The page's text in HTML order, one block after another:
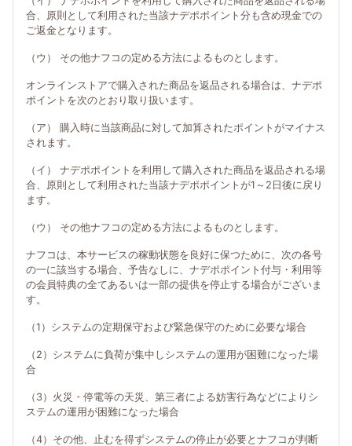
合、原則として利用された当該ナデポポイント分も含め現金での
ご返金となります。
（ウ） その他ナフコの定める方法によるものとします。
オンラインストアで購入された商品を返品される場合は、ナデポ
ポイントを次のとおり取り扱います。
（ア） 購入時に当該商品に対して加算されたポイントがマイナス
されます。
（イ） ナデポポイントを利用して購入された商品を返品される場
合、原則として利用された当該ナデポポイントが1～2日後に戻り
ます。
（ウ） その他ナフコの定める方法によるものとします。
ナフコは、本サービスの稼動状態を良好に保つために、次の各号
の一に該当する場合、予告なしに、ナデポポイント付与・利用等
の会員特典の全てあるいは一部の提供を停止する場合がございま
す。
（1）システムの定期保守および緊急保守のために必要な場合
（2）システムに負荷が集中しシステムの運用が困難になった場
合
（3）火災・停電等の天災、第三者による妨害行為などによりシ
ステムの運用が困難になった場合
（4）その他、止むを得ずシステムの停止が必要とナフコが判断